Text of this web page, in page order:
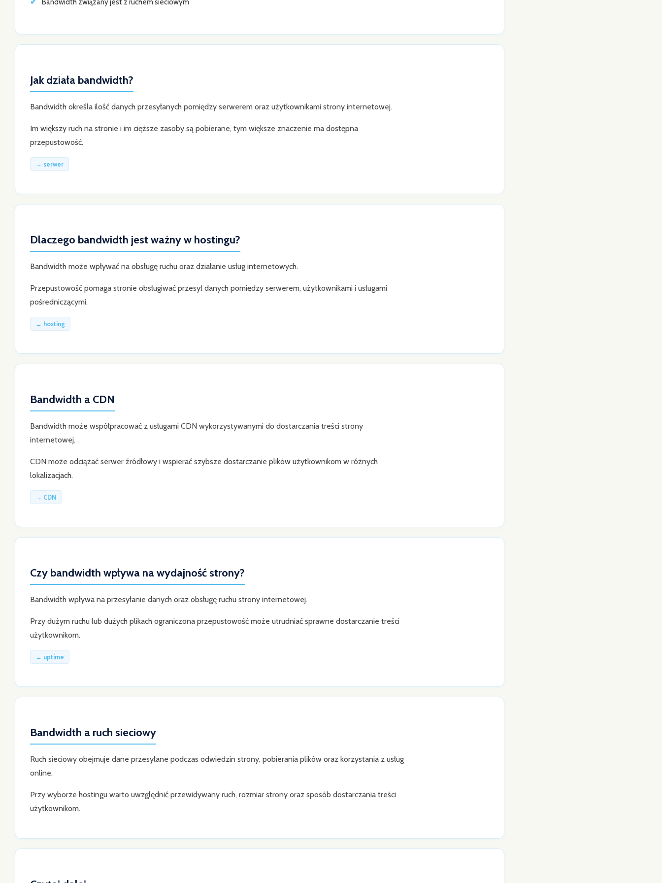
Bandwidth związany jest z ruchem sieciowym
Jak działa bandwidth?
Bandwidth określa ilość danych przesyłanych pomiędzy serwerem oraz użytkownikami strony internetowej.
Im większy ruch na stronie i im cięższe zasoby są pobierane, tym większe znaczenie ma dostępna
przepustowość.
→ serwer
Dlaczego bandwidth jest ważny w hostingu?
Bandwidth może wpływać na obsługę ruchu oraz działanie usług internetowych.
Przepustowość pomaga stronie obsługiwać przesył danych pomiędzy serwerem, użytkownikami i usługami
pośredniczącymi.
→ hosting
Bandwidth a CDN
Bandwidth może współpracować z usługami CDN wykorzystywanymi do dostarczania treści strony
internetowej.
CDN może odciążać serwer źródłowy i wspierać szybsze dostarczanie plików użytkownikom w różnych
lokalizacjach.
→ CDN
Czy bandwidth wpływa na wydajność strony?
Bandwidth wpływa na przesyłanie danych oraz obsługę ruchu strony internetowej.
Przy dużym ruchu lub dużych plikach ograniczona przepustowość może utrudniać sprawne dostarczanie treści
użytkownikom.
→ uptime
Bandwidth a ruch sieciowy
Ruch sieciowy obejmuje dane przesyłane podczas odwiedzin strony, pobierania plików oraz korzystania z usług
online.
Przy wyborze hostingu warto uwzględnić przewidywany ruch, rozmiar strony oraz sposób dostarczania treści
użytkownikom.